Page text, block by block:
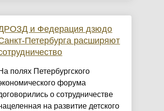
и Федерация дзюдо
Петербурга расширяют
полях Петербургского
форума
о сотрудничестве
на развитие детского